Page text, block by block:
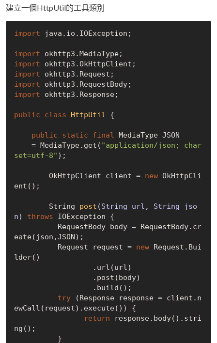
建立一個HttpUtil的工具類別
import java.io.IOException;
import
import
import
import
import okhttp3.Response;
public class HttpUtil {
public static final MediaType JSON
    = MediaType.get(
"application/json; char
set=utf-8" );
	OkHttpClient client =
new OkHttpCli
ent();
String post (String url, String jso
n)
throws IOException {
eate(json,JSON);
	  Request request =
new Request.Bui
lder()
try (Response response = client.n
ewCall(request).execute()) {
return response.body().stri
ng();